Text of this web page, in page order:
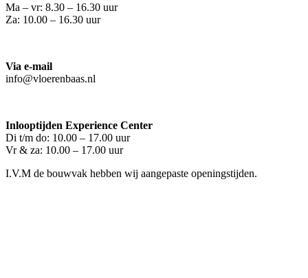
Ma – vr: 8.30 – 16.30 uur
Za: 10.00 – 16.30 uur
Via e-mail
info@vloerenbaas.nl
Inlooptijden Experience Center
Di t/m do: 10.00 – 17.00 uur
Vr & za: 10.00 – 17.00 uur
I.V.M de bouwvak hebben wij aangepaste openingstijden.